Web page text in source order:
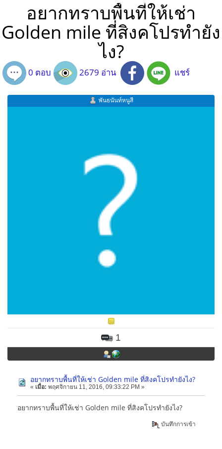
อยากทราบพื้นที่ให้เช่า
Golden mile ที่สิงคโปรทำยัง
ไง?
0 ตอบ 2679 อ่าน แชร์
พันธนันท์หนูสี
1
อยากทราบพื้นที่ให้เช่า Golden mile ที่สิงคโปรทำยังไง?
« เมื่อ: พฤศจิกายน 11, 2016, 09:33:22 PM »
อยากทราบพื้นที่ให้เช่า Golden mile ที่สิงคโปรทำยังไง?
บันทึกการเข้า